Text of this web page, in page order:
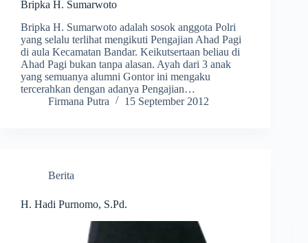
Bripka H. Sumarwoto
Bripka H. Sumarwoto adalah sosok anggota Polri
yang selalu terlihat mengikuti Pengajian Ahad Pagi
di aula Kecamatan Bandar. Keikutsertaan beliau di
Ahad Pagi bukan tanpa alasan. Ayah dari 3 anak
yang semuanya alumni Gontor ini mengaku
tercerahkan dengan adanya Pengajian…
Firmana Putra
15 September 2012
Berita
H. Hadi Purnomo, S.Pd.